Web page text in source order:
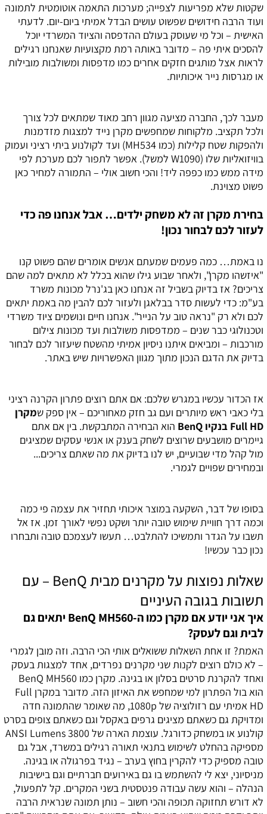
שקטות שלא מפריעות לצפייה; מערכות התאמה אוטומטית לתמונה
ועוד הרבה חידושים שפשוט עושים הבדל אמיתי ביום-יום. לדעתי
האישית – וכל מי שעוסק בעולם ההדפסה והציוד המשרדי יוכל
להסכים איתי פה – מדובר באותה רמת מקצועיות שאנחנו רגילים
לראות אצל מותגים חזקים אחרים כמו מדפסות ומשולבות מובילות
או מגרסות נייר איכותיות.
מעבר לכך, החברה מציעה מגוון רחב מאוד שמתאים לכל צורך
ולכל תקציב. מלקוחות שמחפשים מקרן נייד למצגות מזדמנות
ולהפקות שטח קלילות (כמו MH534) ועד לקולנוע ביתי רציני ועמוק
בוויזואליות שלו (W1090 למשל). אפשר לתפור לכם מערכת לפי
מידה ממש כמו כפפה ליד! והכי חשוב אולי – התמורה למחיר כאן
פשוט מצוינת.
בחירת מקרן זה לא משחק ילדים… אבל אנחנו פה כדי
לעזור לכם לבחור נכון!
נו באמת… כמה פעמים שמעתם אנשים אומרים שהם פשוט קנו
"איזשהו מקרן", ולאחר שבוע גילו שהוא בכלל לא מתאים למה שהם
צריכים? אז בדיוק בשביל זה אנחנו כאן בג'נרל מכונות משרד
בע"מ: כדי לעשות סדר בבלאגן ולעזור לכם להבין מה באמת יתאים
לכם ולא רק "נראה טוב על הנייר". אנחנו חיים ונושמים ציוד משרדי
וטכנולוגי כבר שנים – ממדפסות משולבות ועד מכונות צילום
מורכבות – ומביאים איתנו ניסיון אמיתי מהשטח שיעזור לכם לבחור
בדיוק את הדגם הנכון מתוך מגוון האפשרויות שיש באתר.
אז הכדור עכשיו במגרש שלכם: אם אתם רוצים פתרון הקרנה רציני
בלי כאבי ראש מיותרים ועם גב חזק מאחוריכם – אין ספק שמקרן
Full HD בנקיו BenQ
הוא הבחירה המתבקשת. בין אם אתם
גיימרים מושבעים שרוצים לשחק בענק או אנשי עסקים שמציגים
מול קהל מדי שבועיים, יש לנו בדיוק את מה שאתם צריכים...
ובמחירים שפויים לגמרי.
בסופו של דבר, השקעה במוצר איכותי תחזיר את עצמה פי כמה
וכמה דרך חוויית שימוש טובה יותר ושקט נפשי לאורך זמן. אז אל
תשבו על הגדר ותמשיכו להתלבט… תעשו לעצמכם טובה ותבחרו
נכון כבר עכשיו!
שאלות נפוצות על מקרנים מבית BenQ – עם
תשובות בגובה העיניים
איך אני יודע אם מקרן כמו ה-BenQ MH560 יתאים גם
לבית וגם לעסק?
האמת? זו אחת השאלות ששואלים אותי הכי הרבה. וזה מובן לגמרי
– לא כולם רוצים לקנות שני מקרנים נפרדים, אחד למצגות בעסק
ואחד להקרנת סרטים בסלון או בגינה. מקרן כמו BenQ MH560
הוא בול הפתרון למי שמחפש את האיזון הזה. מדובר במקרן Full
HD אמיתי עם רזולוציה של 1080p, מה שאומר שהתמונה חדה
ומדויקת גם כשאתם מציגים גרפים באקסל וגם כשאתם צופים בסרט
קולנוע או במשחק כדורגל. עוצמת הארה של 3800 ANSI Lumens
מספיקה בהחלט לשימוש בתנאי תאורה רגילים במשרד, אבל גם
טובה מספיק כדי להקרין בחוץ בערב – נגיד בפרגולה או בגינה.
מניסיוני, יצא לי להשתמש בו גם באירועים חברתיים וגם בישיבות
הנהלה – והוא עשה עבודה פנטסטית בשני המקרים. קל לתפעול,
לא דורש תחזוקה תכופה והכי חשוב – נותן תמונה שנראית הרבה